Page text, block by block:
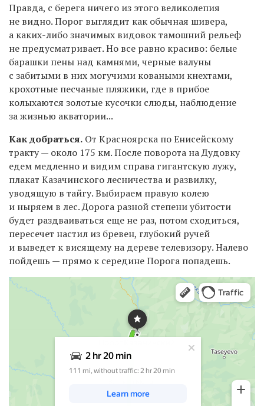
Правда, с берега ничего из этого великолепия
не видно. Порог выглядит как обычная шивера,
а каких-либо значимых видовок тамошний рельеф
не предусматривает. Но все равно красиво: белые
барашки пены над камнями, черные валуны
с забитыми в них могучими коваными кнехтами,
крохотные песчаные пляжики, где в прибое
колыхаются золотые кусочки слюды, наблюдение
за жизнью акватории...
Как добраться. От Красноярска по Енисейскому
тракту — около 175 км. После поворота на Дудовку
едем медленно и видим справа гигантскую лужу,
плакат Казачинского лесничества и развилку,
уводящую в тайгу. Выбираем правую колею
и ныряем в лес. Дорога разной степени убитости
будет раздваиваться еще не раз, потом сходиться,
пересечет настил из бревен, глубокий ручей
и выведет к висящему на дереве телевизору. Налево
пойдешь — прямо к середине Порога попадешь.